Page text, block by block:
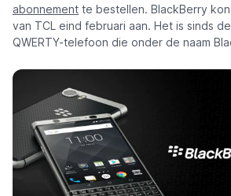
abonnement te bestellen. BlackBerry
van TCL eind februari aan. Het is sinds de
QWERTY-telefoon die onder de naam